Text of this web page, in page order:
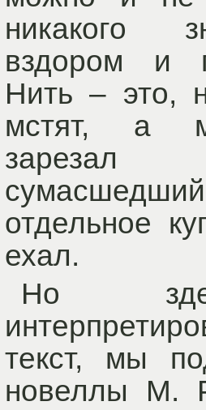
никакого
вздором и
Нить – это,
мстят, а
зарезал
отдельное
ехал.
Но
текст, мы
новеллы М.